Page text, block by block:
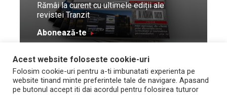
Rămâi la curent cu ultimele ediții ale
revistei Tranzit
Abonează-te
© Toate drepturile
rezervate Trafic Media
2026
Design by
and development byNeo
Vision Technologies
Acest website foloseste cookie-uri
Folosim cookie-uri pentru a-ti imbunatati experienta pe
website tinand minte preferintele tale de navigare. Apasand
pe butonul accept iti dai acordul pentru folosirea tuturor